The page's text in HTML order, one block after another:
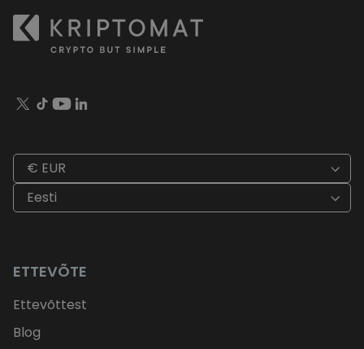
€ EUR
Eesti
ETTEVÕTE
Ettevõttest
Blog